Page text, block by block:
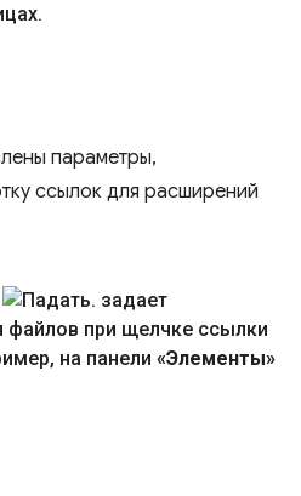
.
параметры,
ссылок для расширений
задает
при щелчке ссылки
, на панели «Элементы»